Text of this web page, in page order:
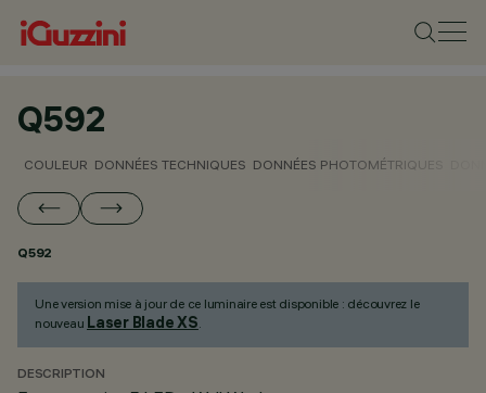
Q592
COULEUR DONNÉES TECHNIQUES DONNÉES PHOTOMÉTRIQUES
Q592
Une version mise à jour de ce luminaire est disponible : découvrez le
nouveau Laser Blade XS.
DESCRIPTION